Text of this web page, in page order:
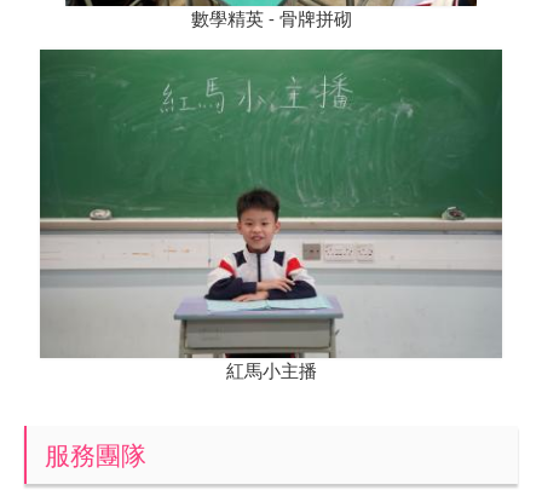
數學精英 - 骨牌拼砌
紅馬小主播
服務團隊